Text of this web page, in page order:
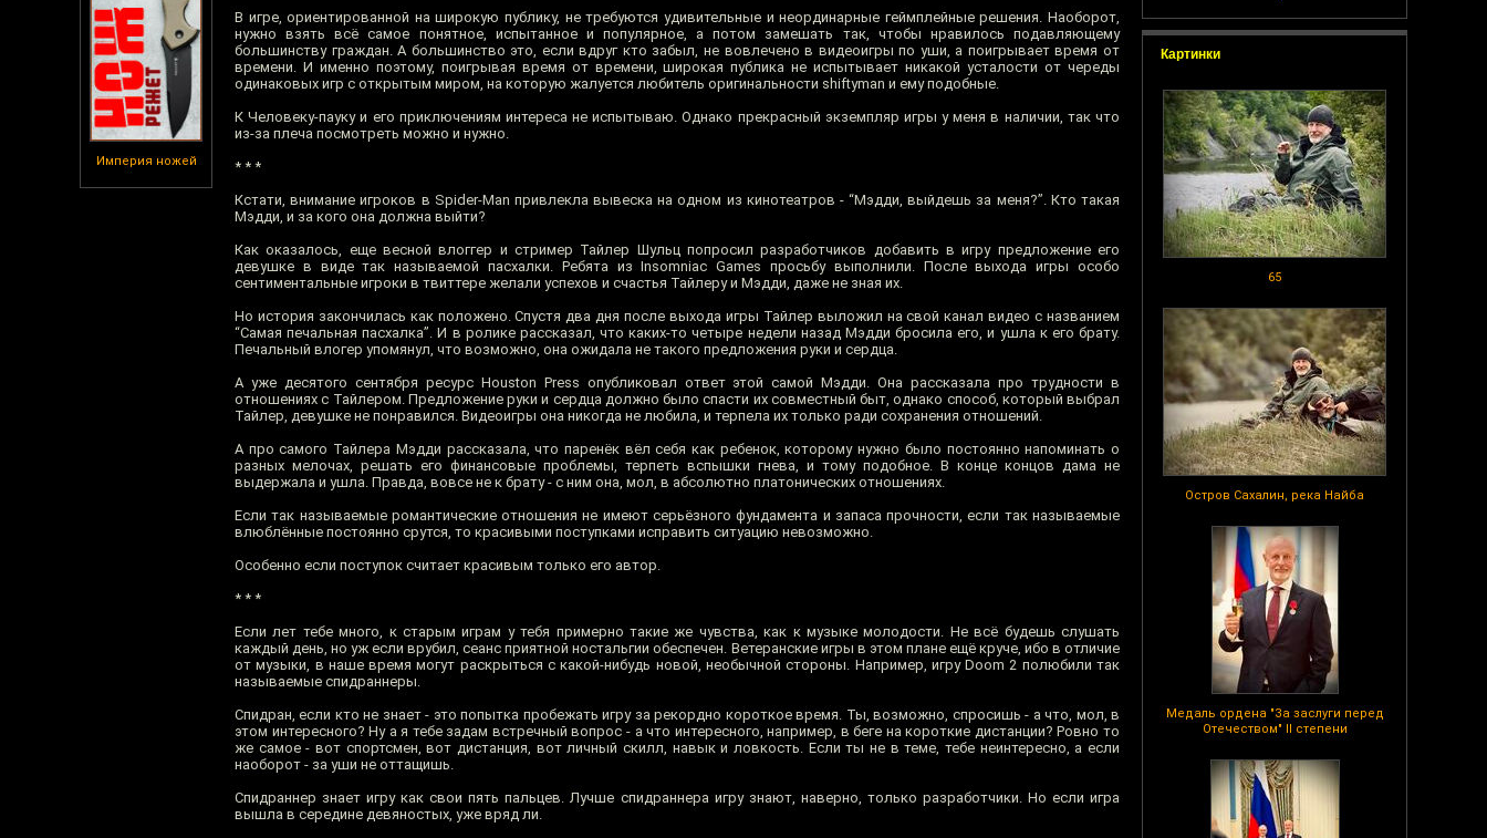
Империя ножей
Картинки
65
Остров Сахалин, река Найба
Медаль ордена "За заслуги перед
Отечеством" II степени
В игре, ориентированной на широкую публику, не требуются удивительные и неординарные геймплейные решения. Наоборот,
нужно взять всё самое понятное, испытанное и популярное, а потом замешать так, чтобы нравилось подавляющему
большинству граждан. А большинство это, если вдруг кто забыл, не вовлечено в видеоигры по уши, а поигрывает время от
времени. И именно поэтому, поигрывая время от времени, широкая публика не испытывает никакой усталости от череды
одинаковых игр с открытым миром, на которую жалуется любитель оригинальности shiftyman и ему подобные.
К Человеку-пауку и его приключениям интереса не испытываю. Однако прекрасный экземпляр игры у меня в наличии, так что
из-за плеча посмотреть можно и нужно.
* * *
Кстати, внимание игроков в Spider-Man привлекла вывеска на одном из кинотеатров - “Мэдди, выйдешь за меня?”. Кто такая
Мэдди, и за кого она должна выйти?
Как оказалось, еще весной влоггер и стример Тайлер Шульц попросил разработчиков добавить в игру предложение его
девушке в виде так называемой пасхалки. Ребята из Insomniac Games просьбу выполнили. После выхода игры особо
сентиментальные игроки в твиттере желали успехов и счастья Тайлеру и Мэдди, даже не зная их.
Но история закончилась как положено. Спустя два дня после выхода игры Тайлер выложил на свой канал видео с названием
“Самая печальная пасхалка”. И в ролике рассказал, что каких-то четыре недели назад Мэдди бросила его, и ушла к его брату.
Печальный влогер упомянул, что возможно, она ожидала не такого предложения руки и сердца.
А уже десятого сентября ресурс Houston Press опубликовал ответ этой самой Мэдди. Она рассказала про трудности в
отношениях с Тайлером. Предложение руки и сердца должно было спасти их совместный быт, однако способ, который выбрал
Тайлер, девушке не понравился. Видеоигры она никогда не любила, и терпела их только ради сохранения отношений.
А про самого Тайлера Мэдди рассказала, что паренёк вёл себя как ребенок, которому нужно было постоянно напоминать о
разных мелочах, решать его финансовые проблемы, терпеть вспышки гнева, и тому подобное. В конце концов дама не
выдержала и ушла. Правда, вовсе не к брату - с ним она, мол, в абсолютно платонических отношениях.
Если так называемые романтические отношения не имеют серьёзного фундамента и запаса прочности, если так называемые
влюблённые постоянно срутся, то красивыми поступками исправить ситуацию невозможно.
Особенно если поступок считает красивым только его автор.
* * *
Если лет тебе много, к старым играм у тебя примерно такие же чувства, как к музыке молодости. Не всё будешь слушать
каждый день, но уж если врубил, сеанс приятной ностальгии обеспечен. Ветеранские игры в этом плане ещё круче, ибо в отличие
от музыки, в наше время могут раскрыться с какой-нибудь новой, необычной стороны. Например, игру Doom 2 полюбили так
называемые спидраннеры.
Спидран, если кто не знает - это попытка пробежать игру за рекордно короткое время. Ты, возможно, спросишь - а что, мол, в
этом интересного? Ну а я тебе задам встречный вопрос - а что интересного, например, в беге на короткие дистанции? Ровно то
же самое - вот спортсмен, вот дистанция, вот личный скилл, навык и ловкость. Если ты не в теме, тебе неинтересно, а если
наоборот - за уши не оттащишь.
Спидраннер знает игру как свои пять пальцев. Лучше спидраннера игру знают, наверно, только разработчики. Но если игра
вышла в середине девяностых, уже вряд ли.